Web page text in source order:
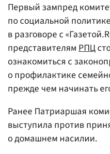
Первый зампред
по социальной
в разговоре с
представителямРПЦ
ознакомиться с
о профилактике
прежде чем начинать
Ранее Патриаршая
выступила против
о домашнем насилии.